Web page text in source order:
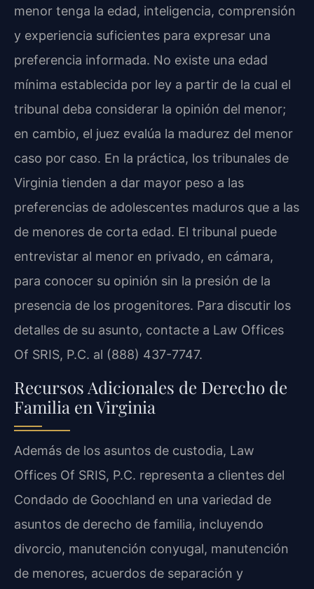
menor tenga la edad, inteligencia, comprensión
y experiencia suficientes para expresar una
preferencia informada. No existe una edad
mínima establecida por ley a partir de la cual el
tribunal deba considerar la opinión del menor;
en cambio, el juez evalúa la madurez del menor
caso por caso. En la práctica, los tribunales de
Virginia tienden a dar mayor peso a las
preferencias de adolescentes maduros que a las
de menores de corta edad. El tribunal puede
entrevistar al menor en privado, en cámara,
para conocer su opinión sin la presión de la
presencia de los progenitores. Para discutir los
detalles de su asunto, contacte a Law Offices
Of SRIS, P.C. al (888) 437-7747.
Recursos Adicionales de Derecho de
Familia en Virginia
Además de los asuntos de custodia, Law
Offices Of SRIS, P.C. representa a clientes del
Condado de Goochland en una variedad de
asuntos de derecho de familia, incluyendo
divorcio, manutención conyugal, manutención
de menores, acuerdos de separación y